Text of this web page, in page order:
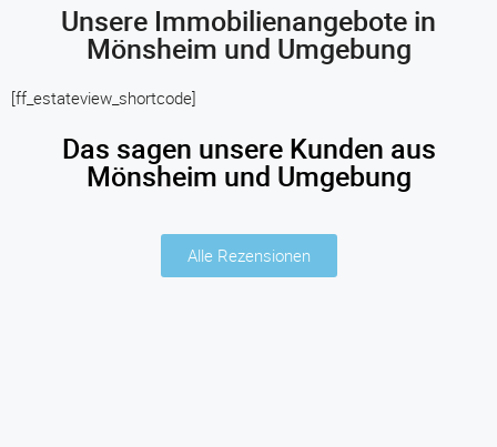
Unsere Immobilienangebote in
Mönsheim und Umgebung
[ff_estateview_shortcode]
Das sagen unsere Kunden aus
Mönsheim und Umgebung
Alle Rezensionen